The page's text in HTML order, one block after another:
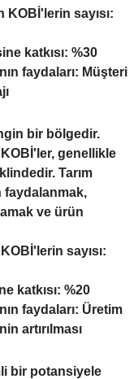
sayısı:
katkısı: %30
faydaları: Müşteri
bir bölgedir.
, genellikle
Tarım
faydalanmak,
ve ürün
sayısı:
katkısı: %20
faydaları: Üretim
artırılması
bir potansiyele